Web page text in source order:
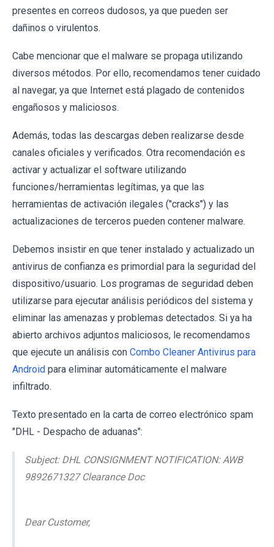
presentes en correos dudosos, ya que pueden ser
dañinos o virulentos.
Cabe mencionar que el malware se propaga utilizando
diversos métodos. Por ello, recomendamos tener cuidado
al navegar, ya que Internet está plagado de contenidos
engañosos y maliciosos.
Además, todas las descargas deben realizarse desde
canales oficiales y verificados. Otra recomendación es
activar y actualizar el software utilizando
funciones/herramientas legítimas, ya que las
herramientas de activación ilegales ("cracks") y las
actualizaciones de terceros pueden contener malware.
Debemos insistir en que tener instalado y actualizado un
antivirus de confianza es primordial para la seguridad del
dispositivo/usuario. Los programas de seguridad deben
utilizarse para ejecutar análisis periódicos del sistema y
eliminar las amenazas y problemas detectados. Si ya ha
abierto archivos adjuntos maliciosos, le recomendamos
que ejecute un análisis con Combo Cleaner Antivirus para
Android para eliminar automáticamente el malware
infiltrado.
Texto presentado en la carta de correo electrónico spam
"DHL - Despacho de aduanas":
Subject: DHL CONSIGNMENT NOTIFICATION: AWB
9892671327 Clearance Doc
Dear Customer,